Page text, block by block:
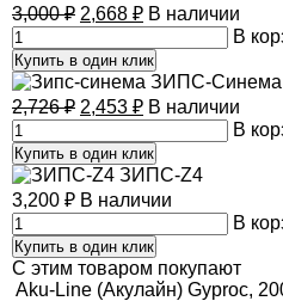
3,000₽ 2,668 ₽ В наличии
В
Купить в один клик
ЗИПС-Синема
2,726₽ 2,453 ₽ В наличии
В
Купить в один клик
ЗИПС-Z4
3,200 ₽ В наличии
В
Купить в один клик
C этим товаром покупают
Aku-Line (Акулайн) Gyproc,